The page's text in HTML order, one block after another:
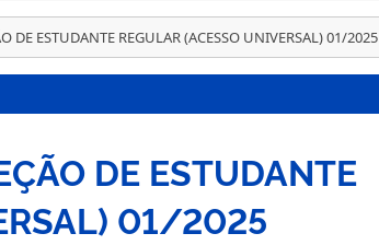
DE ESTUDANTE REGULAR (ACESSO UNIVERSAL) 01/2025
DE ESTUDANTE
01/2025